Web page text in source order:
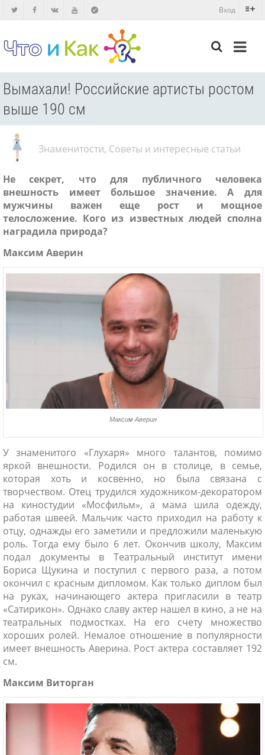
Вход
Вымахали! Российские артисты ростом
выше 190 см
Знаменитости, Советы и интересные статьи
Не секрет, что для публичного человека
внешность имеет большое значение. А для
мужчины важен еще рост и мощное
телосложение. Кого из известных людей сполна
наградила природа?
Максим Аверин
Максим Аверин
У знаменитого «Глухаря» много талантов, помимо
яркой внешности. Родился он в столице, в семье,
которая хоть и косвенно, но была связана с
творчеством. Отец трудился художником-декоратором
на киностудии «Мосфильм», а мама шила одежду,
работая швеей. Мальчик часто приходил на работу к
отцу, однажды его заметили и предложили маленькую
роль. Тогда ему было 6 лет. Окончив школу, Максим
подал документы в Театральный институт имени
Бориса Щукина и поступил с первого раза, а потом
окончил с красным дипломом. Как только диплом был
на руках, начинающего актера пригласили в театр
«Сатирикон». Однако славу актер нашел в кино, а не на
театральных подмостках. На его счету множество
хороших ролей. Немалое отношение в популярности
имеет внешность Аверина. Рост актера составляет 192
см.
Максим Виторган